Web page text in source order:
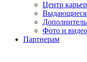
Центр
Фото и видео
Партнерам